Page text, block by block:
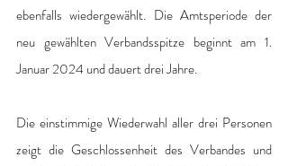
ebenfalls wiedergewählt. Die Amtsperiode der
neu gewählten Verbandsspitze beginnt am 1.
Januar 2024 und dauert drei Jahre.
Die einstimmige Wiederwahl aller drei Personen
zeigt die Geschlossenheit des Verbandes und